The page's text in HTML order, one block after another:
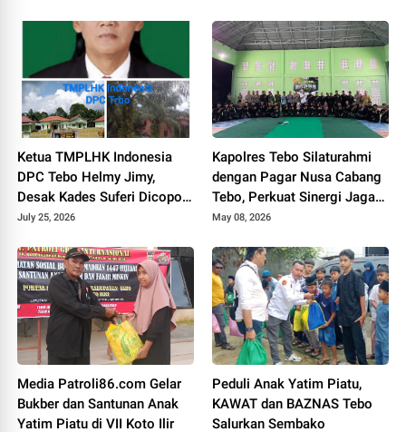
Ketua TMPLHK Indonesia
DPC Tebo Helmy Jimy,
Desak Kades Suferi Dicopot
Tidak Hormat, Pemkab Tebo
July 25, 2026
Kapolres Tebo Silaturahmi
dengan Pagar Nusa Cabang
Tebo, Perkuat Sinergi Jaga
Kamtibmas
May 08, 2026
Media Patroli86.com Gelar
Bukber dan Santunan Anak
Yatim Piatu di VII Koto Ilir
Peduli Anak Yatim Piatu,
KAWAT dan BAZNAS Tebo
Salurkan Sembako